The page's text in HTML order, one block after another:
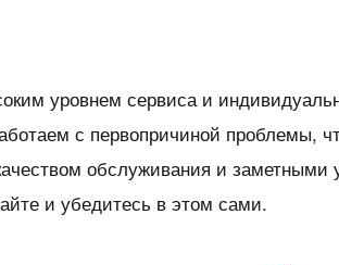
уровнем сервиса и
с первопричиной проблемы,
обслуживания и
и убедитесь в этом сами.